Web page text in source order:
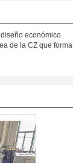
económico
de la CZ que forma